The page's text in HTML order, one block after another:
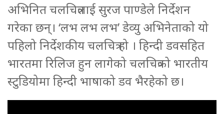
अभिनित चलचित्रलाई सुरज पाण्डेले निर्देशन
गरेका छन्। ‘लभ लभ लभ’ डेव्यु अभिनेताको यो
पहिलो निर्देशकीय चलचित्र हो । हिन्दी डवसहित
भारतमा रिलिज हुन लागेको चलचित्रको भारतीय
स्टुडियोमा हिन्दी भाषाको डव भैरहेको छ।